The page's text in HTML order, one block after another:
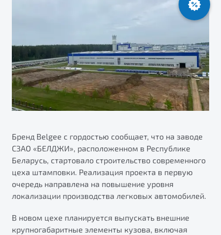
от 2 219 990 ₽*
Обзор В наличии
S50
от 1 699 990 ₽*
Страхование
Расчет КАСКО
автомобиля Belgee
Belgee Линк
Belgee Клуб
Belgee Плюс
Реферальная программа
Помощь на дорогах
НАША КОМАНДА
Бренд Belgee с гордостью сообщает, что на заводе
СЗАО «БЕЛДЖИ», расположенном в Республике
Беларусь, стартовало строительство современного
цеха штамповки. Реализация проекта в первую
очередь направлена на повышение уровня
локализации производства легковых автомобилей.
В новом цехе планируется выпускать внешние
крупногабаритные элементы кузова, включая